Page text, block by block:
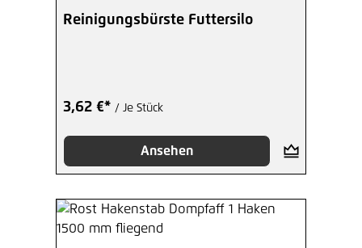
Reinigungsbürste Futtersilo
3,62 €* / Je Stück
Ansehen